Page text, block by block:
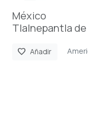
México
Tlalnepantla de
favorite Añadir